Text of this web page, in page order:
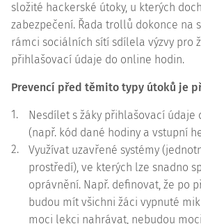
složité hackerské útoky, u kterých
zabezpečení. Řada trollů dokonce na
rámci sociálních sítí sdílela výzvy pro
přihlašovací údaje do online hodin.
Prevencí před těmito typy útoků je
1.
Nesdílet s žáky přihlašovací údaje
(např. kód dané hodiny a vstupní
2.
Využívat uzavřené systémy
prostředí), ve kterých lze snadno
oprávnění. Např. definovat, že po
budou mít všichni žáci vypnuté
moci lekci nahrávat, nebudou